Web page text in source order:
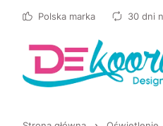
Polska marka 30 dni